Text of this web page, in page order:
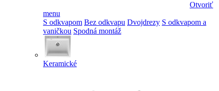
Otvoriť
menu
S odkvapom Bez odkvapu Dvojdrezy S odkvapom a
vaničkou Spodná montáž
Keramické